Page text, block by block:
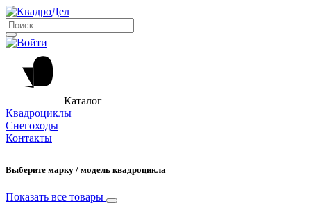
Каталог
Квадроциклы
Снегоходы
Контакты
Выберите марку / модель квадроцикла
Показать все товары